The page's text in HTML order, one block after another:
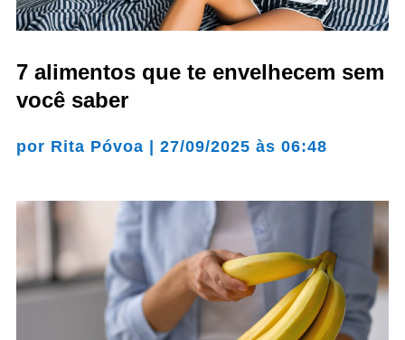
7 alimentos que te envelhecem sem
você saber
por Rita Póvoa 27/09/2025 às 06:48